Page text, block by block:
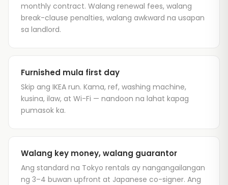
monthly contract. Walang renewal fees, walang
break-clause penalties, walang awkward na usapan
sa landlord.
Furnished mula first day
Skip ang IKEA run. Kama, ref, washing machine,
kusina, ilaw, at Wi-Fi — nandoon na lahat kapag
pumasok ka.
Walang key money, walang guarantor
Ang standard na Tokyo rentals ay nangangailangan
ng 3–4 buwan upfront at Japanese co-signer. Ang